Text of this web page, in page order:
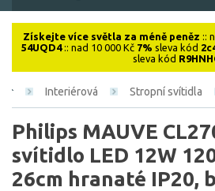
Získejte více světla za méně peněz ::
54UQD4:: nad 10 000 Kč 7% sleva kód
sleva kód
Interiérová Stropní svítidla
Philips MAUVE
svítidlo LED 12W
26cm hranaté IP20,